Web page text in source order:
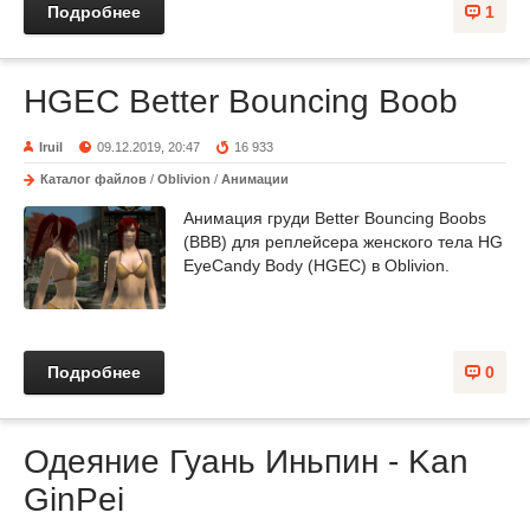
1
Подробнее
HGEC Better Bouncing Boob
Iruil 09.12.2019, 20:47 16 933
Каталог файлов / Oblivion / Анимации
Анимация груди Better Bouncing Boobs
(BBB) для реплейсера женского тела HG
EyeCandy Body (HGEC) в Oblivion.
0
Подробнее
Одеяние Гуань Иньпин - Kan
GinPei